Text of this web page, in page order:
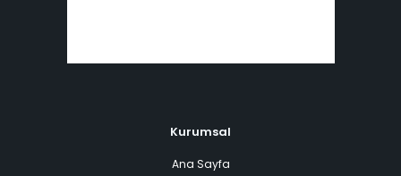
Kurumsal
Ana Sayfa